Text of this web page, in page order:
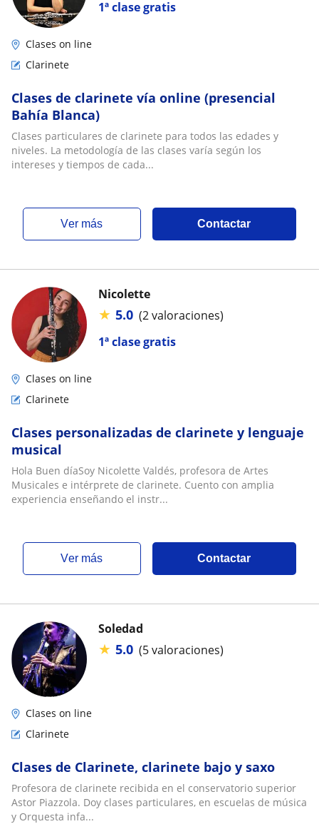
1ª clase gratis
Clases on line
Clarinete
Clases de clarinete vía online (presencial
Bahía Blanca)
Clases particulares de clarinete para todos las edades y
niveles. La metodología de las clases varía según los
intereses y tiempos de cada...
ver más Contactar
1ª clase gratis
Nicolette
★ 5.0 (2 valoraciones)
Clases on line
Clarinete
Clases personalizadas de clarinete y lenguaje
musical
Hola Buen díaSoy Nicolette Valdés, profesora de Artes
Musicales e intérprete de clarinete. Cuento con amplia
experiencia enseñando el instr...
ver más Contactar
Soledad
★ 5.0 (5 valoraciones)
Clases on line
Clarinete
Clases de Clarinete, clarinete bajo y saxo
Profesora de clarinete recibida en el conservatorio superior
Astor Piazzola. Doy clases particulares, en escuelas de música
y Orquesta infa...